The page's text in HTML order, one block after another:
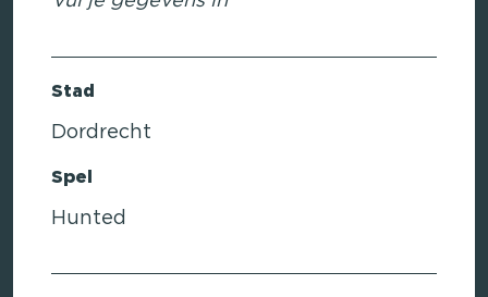
Stad
Dordrecht
Spel
Hunted